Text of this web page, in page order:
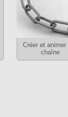
Créer et animer
chaîne